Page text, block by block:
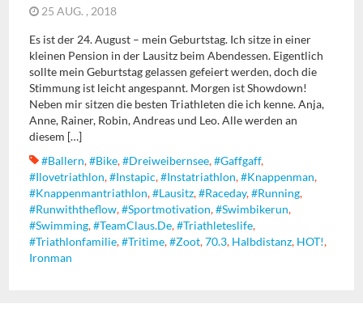
25 AUG. , 2018
Es ist der 24. August – mein Geburtstag. Ich sitze in einer
kleinen Pension in der Lausitz beim Abendessen. Eigentlich
sollte mein Geburtstag gelassen gefeiert werden, doch die
Stimmung ist leicht angespannt. Morgen ist Showdown!
Neben mir sitzen die besten Triathleten die ich kenne. Anja,
Anne, Rainer, Robin, Andreas und Leo. Alle werden an
diesem […]
#ballern,#bike,#dreiweibernsee,#gaffgaff,
#ilovetriathlon,#instapic,#instatriathlon,#Knappenman,
#knappenmantriathlon,#Lausitz,#raceday,#running,
#runwiththeflow,#sportmotivation,#swimbikerun,
#swimming,#TeamClaus.de,#triathleteslife,
#triathlonfamilie,#tritime,#zoot,70.3, Halbdistanz, HOT!,
Ironman